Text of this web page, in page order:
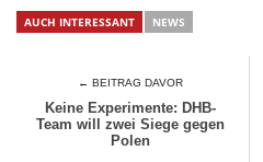
AUCH INTERESSANT NEWS
← BEITRAG DAVOR
Keine Experimente: DHB-
Team will zwei Siege gegen
Polen